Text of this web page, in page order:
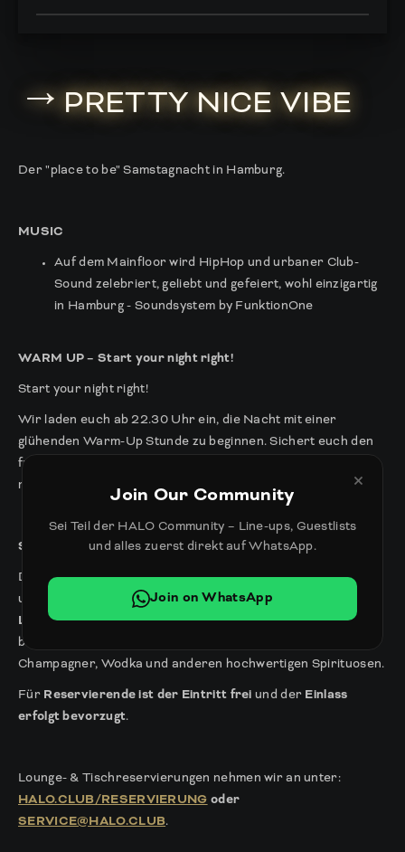
→PRETTY NICE VIBE
Der "place to be" Samstagnacht in Hamburg.
MUSIC
Auf dem Mainfloor wird HipHop und urbaner Club-
Sound zelebriert, geliebt und gefeiert, wohl einzigartig
in Hamburg - Soundsystem by FunktionOne
WARM UP – Start your night right!
Start your night right!
Wir laden euch ab 22.30 Uhr ein, die Nacht mit einer
glühenden Warm-Up Stunde zu beginnen. Sichert euch den
freien Eintritt für eine lange Partynacht im Halo und startet
mit einem Drink zum ermäßigten Preis.
SERVICE & RESERVATIONS
Dich bei uns zu haben ist uns einVergnügen. Wir bieten dir
und deinen Freunden die Möglichkeit unsere
Loungeszu reservieren. Unsere Hostessen und Hosts
betreuen euch die ganze Nacht mit einer Auswahl an
Champagner, Wodka und anderen hochwertigen Spirituosen.
Für Reservierende ist der Eintritt frei und der Einlass
erfolgt bevorzugt.
Lounge- & Tischreservierungen nehmen wir an unter:
HALO.CLUB/RESERVIERUNG oder
SERVICE@HALO.CLUB.
×
Join Our Community
Sei Teil der HALO Community – Line-ups, Guestlists
und alles zuerst direkt auf WhatsApp.
Join on WhatsApp